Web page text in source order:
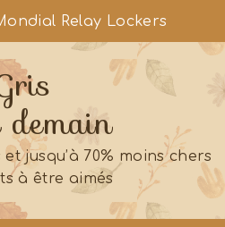
Relay Lockers
demain
jusqu’à 70% moins chers
à être aimés